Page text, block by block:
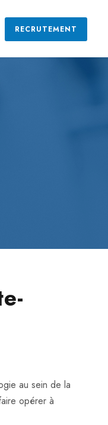
RECRUTEMENT
au sein de la
opérer à